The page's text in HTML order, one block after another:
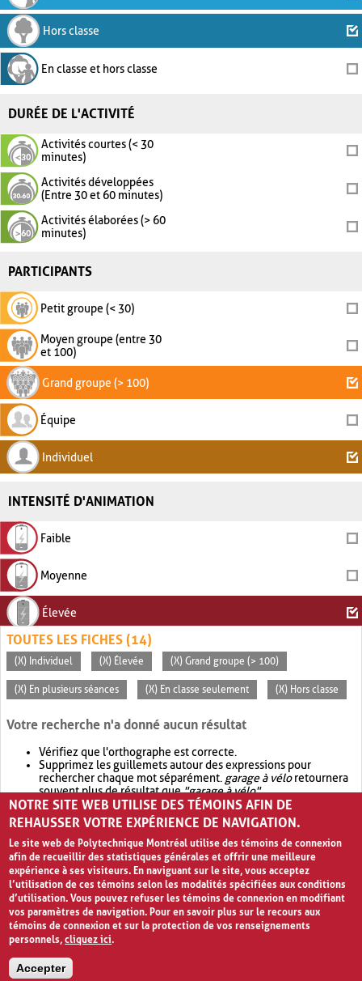
Hors classe
En classe et hors classe
DURÉE DE L'ACTIVITÉ
Activités courtes (< 30
minutes)
Activités développées
(Entre 30 et 60 minutes)
Activités élaborées (> 60
minutes)
PARTICIPANTS
Petit groupe (< 30)
Moyen groupe (entre 30
et 100)
Grand groupe (> 100)
Équipe
Individuel
INTENSITÉ D'ANIMATION
Faible
Moyenne
Élevée
TOUTES LES FICHES (14)
(X) Individuel (X) Élevée (X) Grand groupe (> 100)
(X) En plusieurs séances (X) En classe seulement (X) Hors classe
Votre recherche n'a donné aucun résultat
Vérifiez que l'orthographe est correcte.
Supprimez les guillemets autour des expressions pour
rechercher chaque mot séparément. garage à véloretournera
souvent plus de résultat que"garage à vélo".
Envisagez d'élargir votre recherche avec OR.garage OR vélo
retournera souvent plus de résultat quegarage à vélo
NOTRE SITE WEB UTILISE DES TÉMOINS AFIN DE
REHAUSSER VOTRE EXPÉRIENCE DE NAVIGATION.
Le site web de Polytechnique Montréal utilise des témoins de connexion
afin de recueillir des statistiques générales et offrir une meilleure
expérience à ses visiteurs. En naviguant sur le site, vous acceptez
l’utilisation de ces témoins selon les modalités spécifiées aux conditions
d’utilisation. Vous pouvez refuser les témoins de connexion en modifiant
vos paramètres de navigation. Pour en savoir plus sur le recours aux
témoins de connexion et sur la protection de vos renseignements
personnels,cliquez ici.
Accepter